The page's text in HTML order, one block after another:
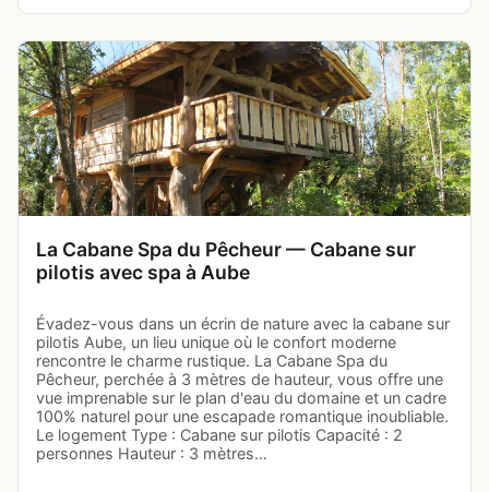
La Cabane Spa du Pêcheur — Cabane sur
pilotis avec spa à Aube
Évadez-vous dans un écrin de nature avec la cabane sur
pilotis Aube, un lieu unique où le confort moderne
rencontre le charme rustique. La Cabane Spa du
Pêcheur, perchée à 3 mètres de hauteur, vous offre une
vue imprenable sur le plan d'eau du domaine et un cadre
100% naturel pour une escapade romantique inoubliable.
Le logement Type : Cabane sur pilotis Capacité : 2
personnes Hauteur : 3 mètres…